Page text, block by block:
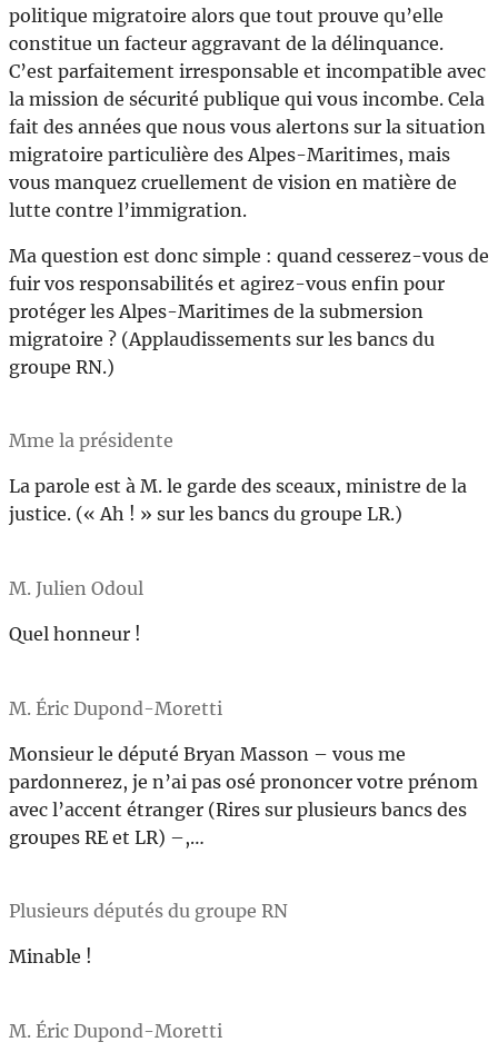
politique migratoire alors que tout prouve qu’elle
constitue un facteur aggravant de la délinquance.
C’est parfaitement irresponsable et incompatible avec
la mission de sécurité publique qui vous incombe. Cela
fait des années que nous vous alertons sur la situation
migratoire particulière des Alpes-Maritimes, mais
vous manquez cruellement de vision en matière de
lutte contre l’immigration.
Ma question est donc simple : quand cesserez-vous de
fuir vos responsabilités et agirez-vous enfin pour
protéger les Alpes-Maritimes de la submersion
migratoire ? (Applaudissements sur les bancs du
groupe RN.)
Mme la présidente
La parole est à M. le garde des sceaux, ministre de la
justice. (« Ah ! » sur les bancs du groupe LR.)
M. Julien Odoul
Quel honneur !
M. Éric Dupond-Moretti
Monsieur le député Bryan Masson – vous me
pardonnerez, je n’ai pas osé prononcer votre prénom
avec l’accent étranger (Rires sur plusieurs bancs des
groupes RE et LR) –,…
Plusieurs députés du groupe RN
Minable !
M. Éric Dupond-Moretti